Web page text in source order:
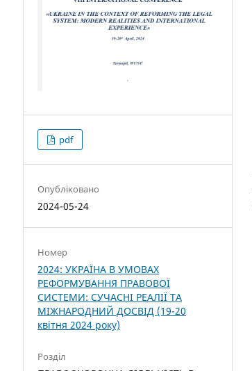
pdf
Опубліковано
2024-05-24
Номер
2024: УКРАЇНА В УМОВАХ
РЕФОРМУВАННЯ ПРАВОВОЇ
СИСТЕМИ: СУЧАСНІ РЕАЛІЇ ТА
МІЖНАРОДНИЙ ДОСВІД (19-20
квітня 2024 року)
Розділ